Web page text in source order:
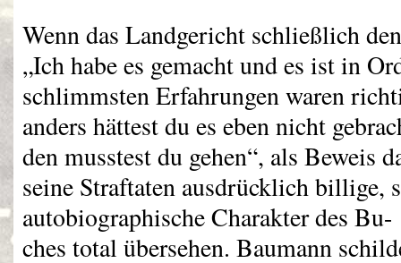
Wenn das Landgericht schließlich
„Ich habe es gemacht und es ist in
schlimmsten Erfahrungen waren
anders hättest du es eben nicht
den musstest du gehen“, als Beweis
seine Straftaten ausdrücklich billige,
autobiographische Charakter des Bu-
ches total übersehen. Baumann